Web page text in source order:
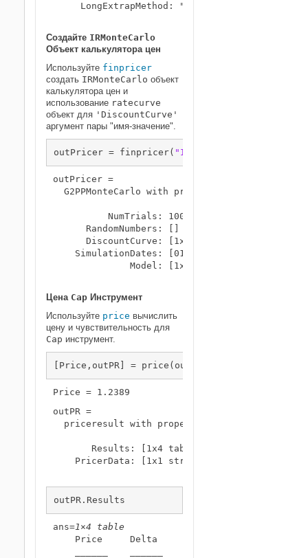
     LongExtrapMethod: "previous"
Создайте IRMonteCarlo
Объект калькулятора цен
Используйте finpricer
создать IRMonteCarlo объект
калькулятора цен и
использование ratecurve
объект для 'DiscountCurve'
аргумент пары "имя-значение".
outPricer = finpricer( "IRMonteCarlo"
outPricer =
  G2PPMonteCarlo with properties:
          NumTrials: 1000
      RandomNumbers: []
      DiscountCurve: [1x1 ratecurve]
SimulationDates: [01-Jul-2019    01-Jan-
Model: [1x1
Цена Cap Инструмент
Используйте price вычислить
цену и чувствительность для
Cap инструмент.
[Price,outPR] = price(outPricer,CapOpt,[
outPR =
  priceresult with properties:
       Results: [1x4 table]
    PricerData: [1x1 struct]
outPR.Results
ans=1×4 table
Price     Delta     Gamma